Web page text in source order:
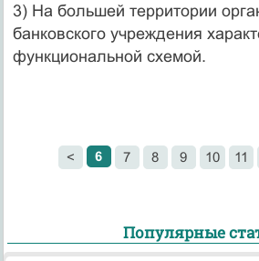
3) На большей территории
банковского учреждения
функциональной схемой.
< 6 7 8 9 10 11
Популярные